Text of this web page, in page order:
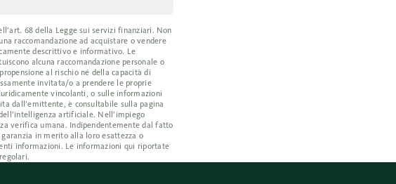
68 della Legge sui servizi finanziari. Non
raccomandazione ad acquistare o vendere
descrittivo e informativo. Le
alcuna raccomandazione personale o
al rischio né della capacità di
invitata/o a prendere le proprie
vincolanti, o sulle informazioni
dall’emittente, è consultabile sulla pagina
artificiale. Nell’impiego
verifica umana. Indipendentemente dal fatto
in merito alla loro esattezza o
informazioni. Le informazioni qui riportate